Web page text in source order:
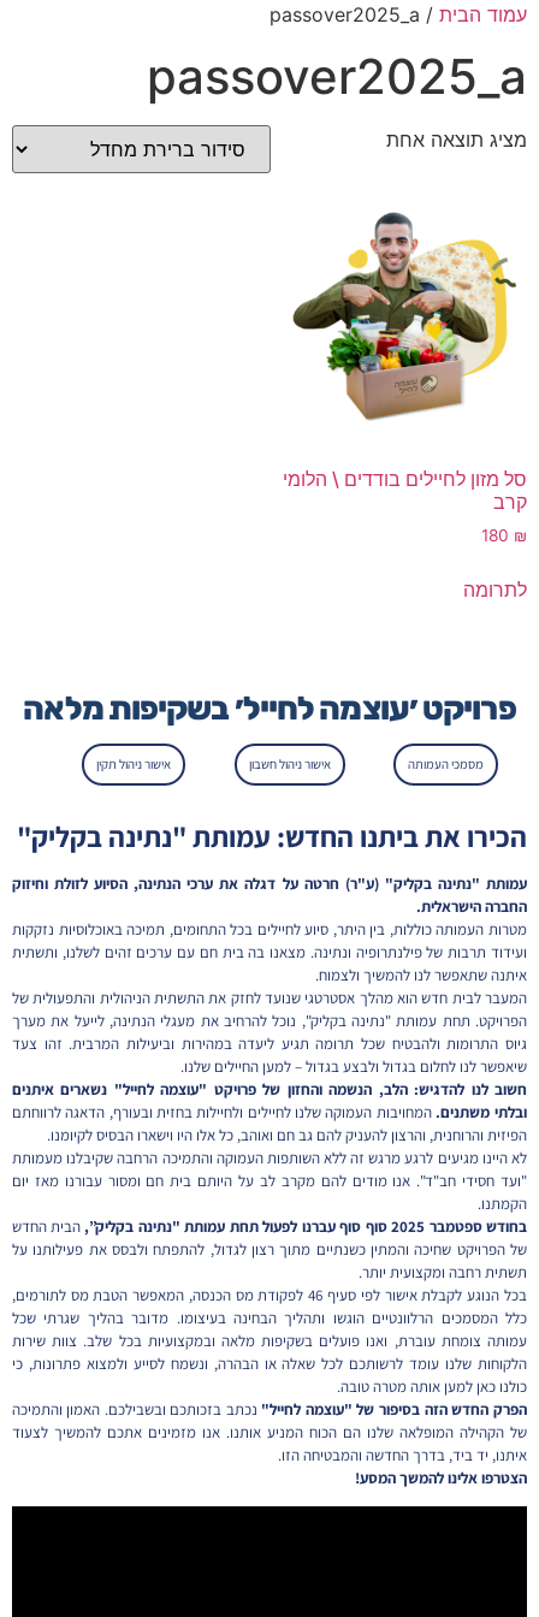
עמוד הבית / passover2025_a
passover2025_a
מציג תוצאה אחת
סל מזון לחיילים בודדים \ הלומי
קרב
180 ₪
לתרומה
פרויקט ׳עוצמה לחייל׳ בשקיפות מלאה
מסמכי העמותה אישור ניהול חשבון אישור ניהול תקין
הכירו את ביתנו החדש: עמותת "נתינה בקליק"
עמותת "נתינה בקליק" (ע"ר) חרטה על דגלה את ערכי הנתינה, הסיוע לזולת וחיזוק
החברה הישראלית.
מטרות העמותה כוללות, בין היתר, סיוע לחיילים בכל התחומים, תמיכה באוכלוסיות נזקקות
ועידוד תרבות של פילנתרופיה ונתינה. מצאנו בה בית חם עם ערכים זהים לשלנו, ותשתית
איתנה שתאפשר לנו להמשיך ולצמוח.
המעבר לבית חדש הוא מהלך אסטרטגי שנועד לחזק את התשתית הניהולית והתפעולית של
הפרויקט. תחת עמותת "נתינה בקליק", נוכל להרחיב את מעגלי הנתינה, לייעל את מערך
גיוס התרומות ולהבטיח שכל תרומה תגיע ליעדה במהירות וביעילות המרבית. זהו צעד
שיאפשר לנו לחלום בגדול ולבצע בגדול – למען החיילים שלנו.
חשוב לנו להדגיש: הלב, הנשמה והחזון של פרויקט "עוצמה לחייל" נשארים איתנים
ובלתי משתנים. המחויבות העמוקה שלנו לחיילים ולחיילות בחזית ובעורף, הדאגה לרווחתם
הפיזית והרוחנית, והרצון להעניק להם גב חם ואוהב, כל אלו היו וישארו הבסיס לקיומנו.
לא היינו מגיעים לרגע מרגש זה ללא השותפות העמוקה והתמיכה הרחבה שקיבלנו מעמותת
"ועד חסידי חב"ד". אנו מודים להם מקרב לב על היותם בית חם ומסור עבורנו מאז יום
הקמתנו.
בחודש ספטמבר 2025 סוף סוף עברנו לפעול תחת עמותת "נתינה בקליק”,
הבית החדש
של הפרויקט שחיכה והמתין כשנתיים מתוך רצון לגדול, להתפתח ולבסס את פעילותנו על
תשתית רחבה ומקצועית יותר.
בכל הנוגע לקבלת אישור לפי סעיף 46 לפקודת מס הכנסה, המאפשר הטבת מס לתורמים,
כלל המסמכים הרלוונטיים הוגשו ותהליך הבחינה בעיצומו. מדובר בהליך שגרתי שכל
עמותה צומחת עוברת, ואנו פועלים בשקיפות מלאה ובמקצועיות בכל שלב. צוות שירות
הלקוחות שלנו עומד לרשותכם לכל שאלה או הבהרה, ונשמח לסייע ולמצוא פתרונות, כי
כולנו כאן למען אותה מטרה טובה.
הפרק החדש הזה בסיפור של "עוצמה לחייל" נכתב בזכותכם ובשבילכם. האמון והתמיכה
של הקהילה המופלאה שלנו הם הכוח המניע אותנו. אנו מזמינים אתכם להמשיך לצעוד
איתנו, יד ביד, בדרך החדשה והמבטיחה הזו.
הצטרפו אלינו להמשך המסע!